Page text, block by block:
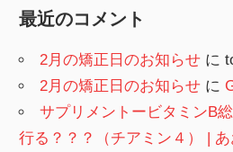
最近のコメント
2月の矯正日のお知らせ に
2月の矯正日のお知らせ に
サプリメントービタミンB
行る？？？（チアミン４） |